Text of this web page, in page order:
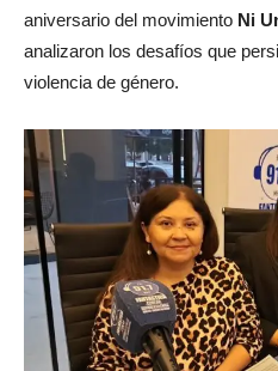
aniversario del movimiento Ni
analizaron los desafíos que
violencia de género.